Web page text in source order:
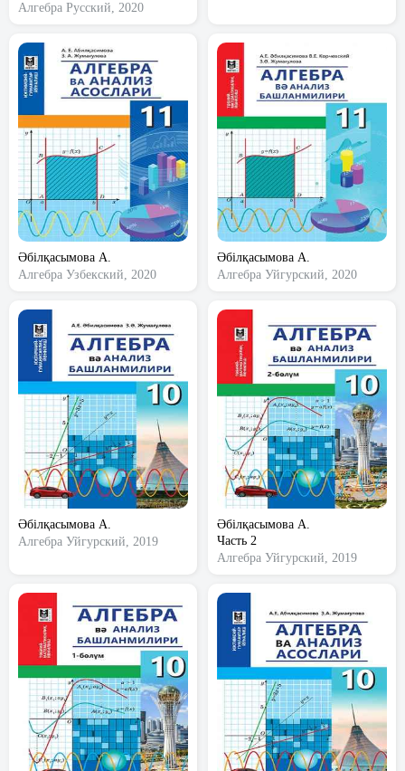
Алгебра Русский, 2020
Әбілқасымова А.
Алгебра Узбекский, 2020
Әбілқасымова А.
Алгебра Уйгурский, 2020
Әбілқасымова А.
Алгебра Уйгурский, 2019
Әбілқасымова А.
Часть 2
Алгебра Уйгурский, 2019